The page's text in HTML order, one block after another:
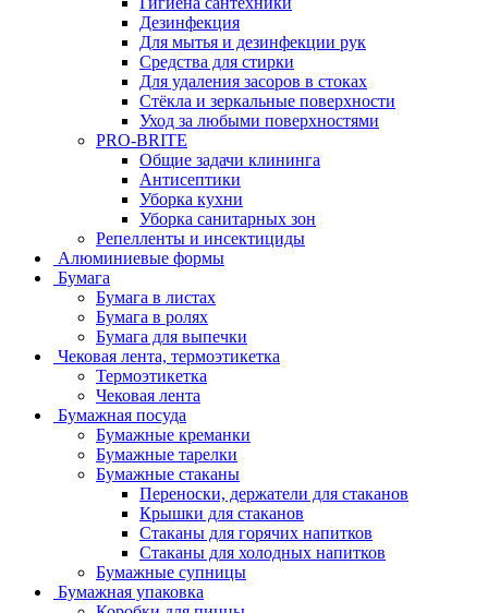
Дезинфекция
Для мытья и дезинфекции рук
Средства для стирки
Для удаления засоров в стоках
Стёкла и зеркальные поверхности
Уход за любыми поверхностями
PRO-BRITE
Общие задачи клининга
Антисептики
Уборка кухни
Уборка санитарных зон
Репелленты и инсектициды
Алюминиевые формы
Бумага
Бумага в листах
Бумага в ролях
Бумага для выпечки
Чековая лента, термоэтикетка
Термоэтикетка
Чековая лента
Бумажная посуда
Бумажные креманки
Бумажные тарелки
Бумажные стаканы
Переноски, держатели для стаканов
Крышки для стаканов
Стаканы для горячих напитков
Стаканы для холодных напитков
Бумажные супницы
Бумажная упаковка